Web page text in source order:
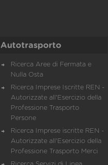
Autotrasporto
Ricerca Aree di Fermata e
Nulla Osta
Ricerca Imprese Iscritte REN -
Autorizzate all'Esercizio della
Professione Trasporto
Persone
Ricerca Imprese iscritte REN -
Autorizzate all'Esercizio della
Professione Trasporto Merci